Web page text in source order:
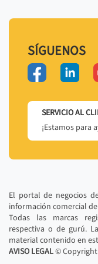
SÍGUENOS
SERVICIO AL
¡Estamos para
El portal de negocios
información comercial
Todas las marcas
respectiva o de gurú.
material contenido en
AVISO LEGAL© Copyright